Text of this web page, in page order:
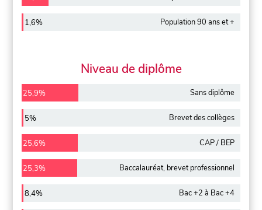
1,6% Population 90 ans et +
Niveau de diplôme
25,9% Sans diplôme
5% Brevet des collèges
25,6% CAP / BEP
25,3% Baccalauréat, brevet professionnel
8,4% Bac +2 à Bac +4